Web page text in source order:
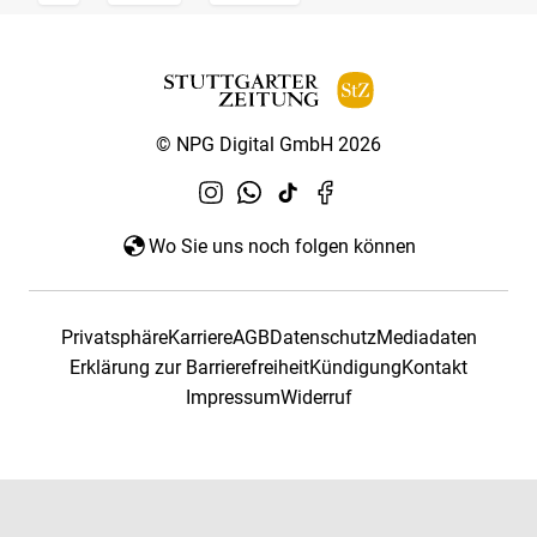
© NPG Digital GmbH 2026
Wo Sie uns noch folgen können
PrivatsphäreKarriereAGBDatenschutzMediadaten
Erklärung zur BarrierefreiheitKündigungKontakt
ImpressumWiderruf